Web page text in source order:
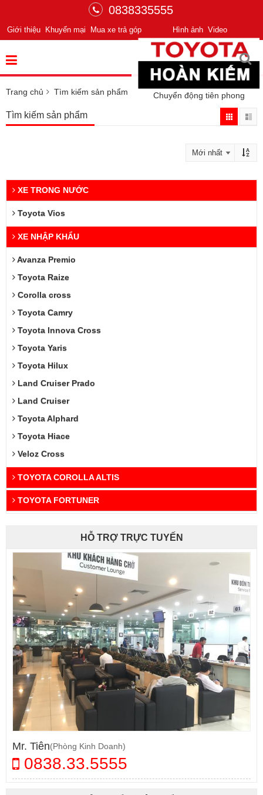
0838335555
Hình ảnh Video
Giới thiệu Khuyến mại Mua xe trả góp
Chuyển động tiên phong
Trang chủ Tìm kiếm sản phẩm
Tìm kiếm sản phẩm
XE TRONG NƯỚC
Toyota Vios
XE NHẬP KHẨU
Avanza Premio
Toyota Raize
Corolla cross
Toyota Camry
Toyota Innova Cross
Toyota Yaris
Toyota Hilux
Land Cruiser Prado
Land Cruiser
Toyota Alphard
Toyota Hiace
Veloz Cross
TOYOTA COROLLA ALTIS
TOYOTA FORTUNER
HỖ TRỢ TRỰC TUYẾN
Mr. Tiên(Phòng Kinh Doanh)
0838.33.5555